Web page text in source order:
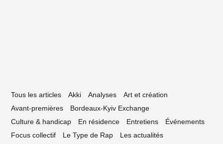
Tous les articles Akki Analyses
Art et création
Avant-premières
Bordeaux-Kyiv Exchange
Culture & handicap
En résidence Entretiens
Événements
Focus collectif
Le Type de Rap
Les actualités